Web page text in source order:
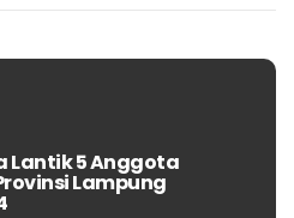
Lantik 5 Anggota
Lampung